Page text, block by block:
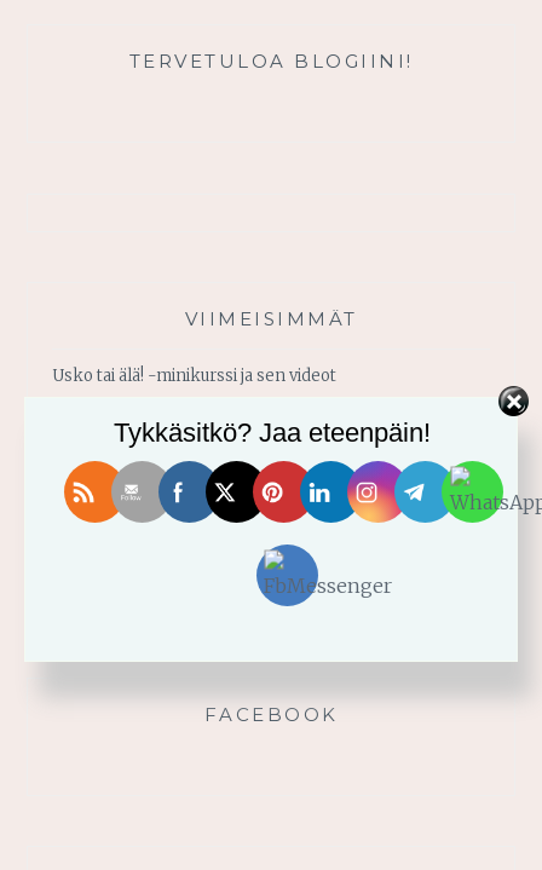
TERVETULOA BLOGIINI!
VIIMEISIMMÄT
Usko tai älä! -minikurssi ja sen videot
Vahvistu armosta!
Älä yritä omin voimin
FACEBOOK
Tykkäsitkö? Jaa eteenpäin!